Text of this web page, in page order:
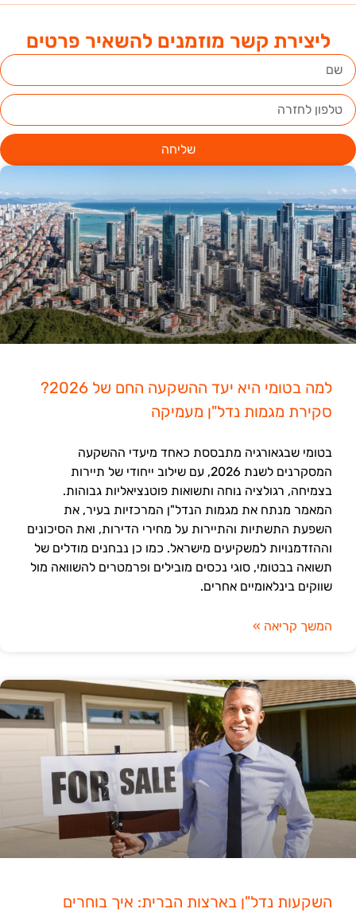
ליצירת קשר מוזמנים להשאיר פרטים
שליחה
למה בטומי היא יעד ההשקעה החם של 2026?
סקירת מגמות נדל"ן מעמיקה
בטומי שבגאורגיה מתבססת כאחד מיעדי ההשקעה
המסקרנים לשנת 2026, עם שילוב ייחודי של תיירות
בצמיחה, רגולציה נוחה ותשואות פוטנציאליות גבוהות.
המאמר מנתח את מגמות הנדל"ן המרכזיות בעיר, את
השפעת התשתיות והתיירות על מחירי הדירות, ואת הסיכונים
וההזדמנויות למשקיעים מישראל. כמו כן נבחנים מודלים של
תשואה בבטומי, סוגי נכסים מובילים ופרמטרים להשוואה מול
שווקים בינלאומיים אחרים.
המשך קריאה »
השקעות נדל"ן בארצות הברית: איך בוחרים